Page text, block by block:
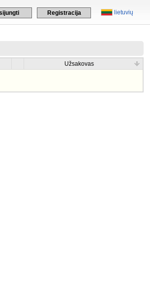
lietuvių
Registracija
Užsakovas